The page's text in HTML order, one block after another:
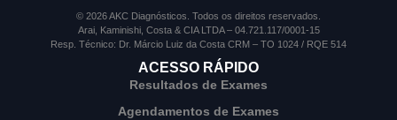
© 2026 AKC Diagnósticos. Todos os direitos reservados.
Arai, Kaminishi, Costa & CIA LTDA – 04.721.117/0001-15
Resp. Técnico: Dr. Márcio Luiz da Costa CRM – TO 1024 / RQE 514
ACESSO RÁPIDO
Resultados de Exames
Agendamentos de Exames